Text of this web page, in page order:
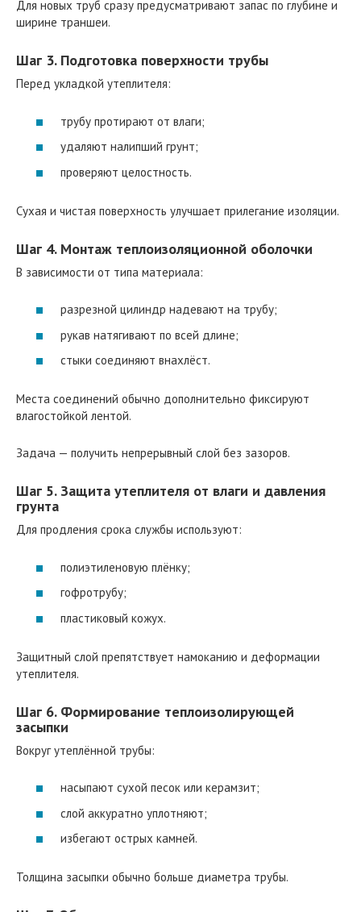
Для новых труб сразу предусматривают запас по глубине и
ширине траншеи.
Шаг 3. Подготовка поверхности трубы
Перед укладкой утеплителя:
трубу протирают от влаги;
удаляют налипший грунт;
проверяют целостность.
Сухая и чистая поверхность улучшает прилегание изоляции.
Шаг 4. Монтаж теплоизоляционной оболочки
В зависимости от типа материала:
разрезной цилиндр надевают на трубу;
рукав натягивают по всей длине;
стыки соединяют внахлёст.
Места соединений обычно дополнительно фиксируют
влагостойкой лентой.
Задача — получить непрерывный слой без зазоров.
Шаг 5. Защита утеплителя от влаги и давления
грунта
Для продления срока службы используют:
полиэтиленовую плёнку;
гофротрубу;
пластиковый кожух.
Защитный слой препятствует намоканию и деформации
утеплителя.
Шаг 6. Формирование теплоизолирующей
засыпки
Вокруг утеплённой трубы:
насыпают сухой песок или керамзит;
слой аккуратно уплотняют;
избегают острых камней.
Толщина засыпки обычно больше диаметра трубы.